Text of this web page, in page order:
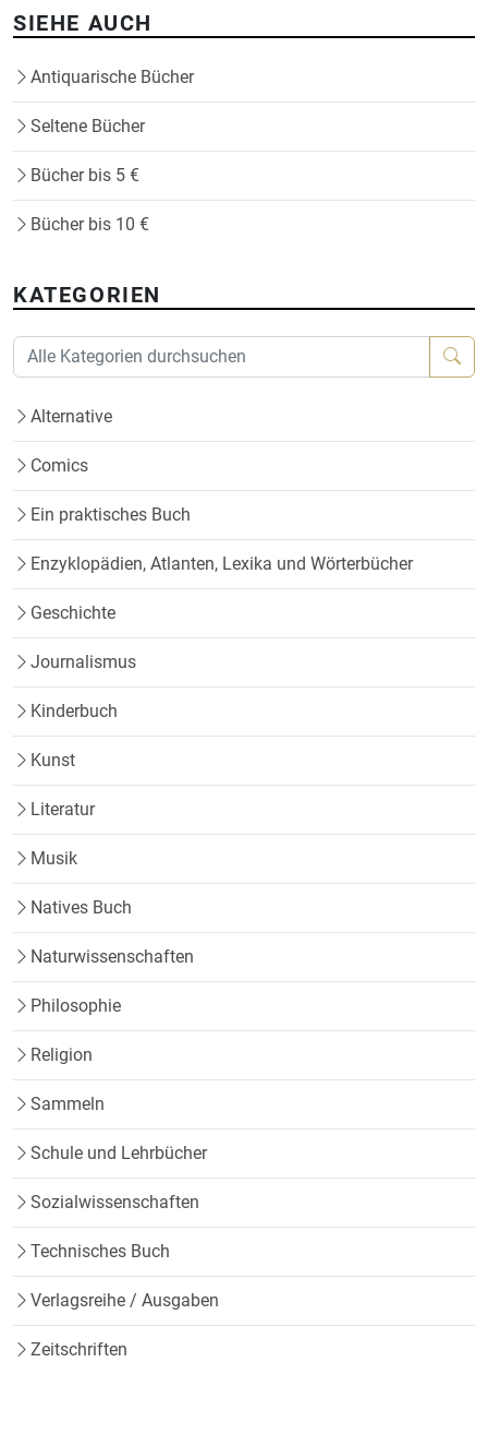
SIEHE AUCH
Antiquarische Bücher
Seltene Bücher
Bücher bis 5 €
Bücher bis 10 €
KATEGORIEN
Alternative
Comics
Ein praktisches Buch
Enzyklopädien, Atlanten, Lexika und Wörterbücher
Geschichte
Journalismus
Kinderbuch
Kunst
Literatur
Musik
Natives Buch
Naturwissenschaften
Philosophie
Religion
Sammeln
Schule und Lehrbücher
Sozialwissenschaften
Technisches Buch
Verlagsreihe / Ausgaben
Zeitschriften